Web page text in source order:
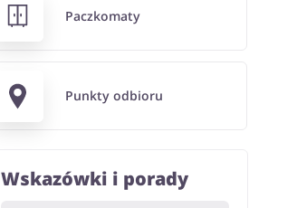
Paczkomaty
Punkty odbioru
Wskazówki i porady